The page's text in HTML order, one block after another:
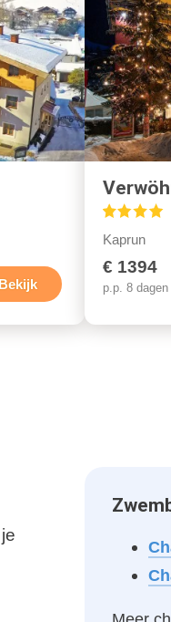
Bekijk
Kaprun
€ 1394
p.p. 8